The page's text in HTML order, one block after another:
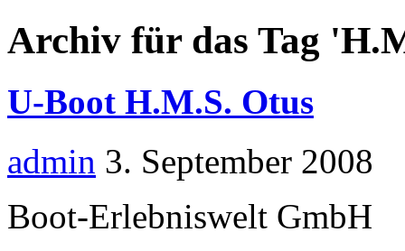
Archiv für das Tag
U-Boot H.M.S. Otus
admin 3. September 2008
Boot-Erlebniswelt GmbH